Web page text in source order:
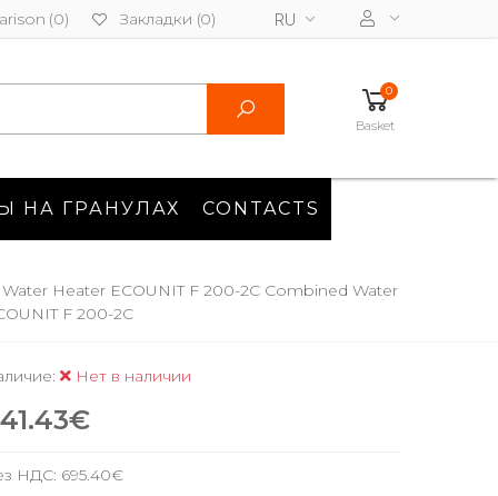
(0) Закладки (0) RU
0
Basket
НА ГРАНУЛАХ CONTACTS
Heater ECOUNIT F 200-2C Combined Water
F 200-2C
Нет в наличии
НДС: 695.40€